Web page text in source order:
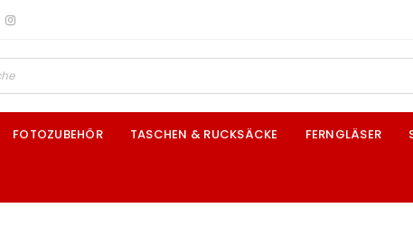
FOTOZUBEHÖR TASCHEN & RUCKSÄCKE FERNGLÄSER